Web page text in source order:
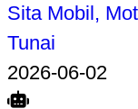
Sita Mobil,
Tunai
2026-06-02